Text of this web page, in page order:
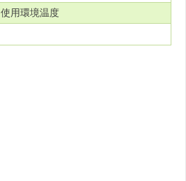
使用環境温度